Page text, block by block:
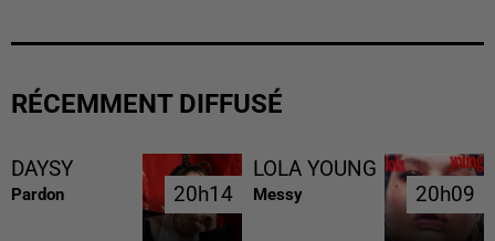
RÉCEMMENT DIFFUSÉ
DAYSY
Pardon 20h14
20h14
LOLA YOUNG
Messy 20h09
20h09